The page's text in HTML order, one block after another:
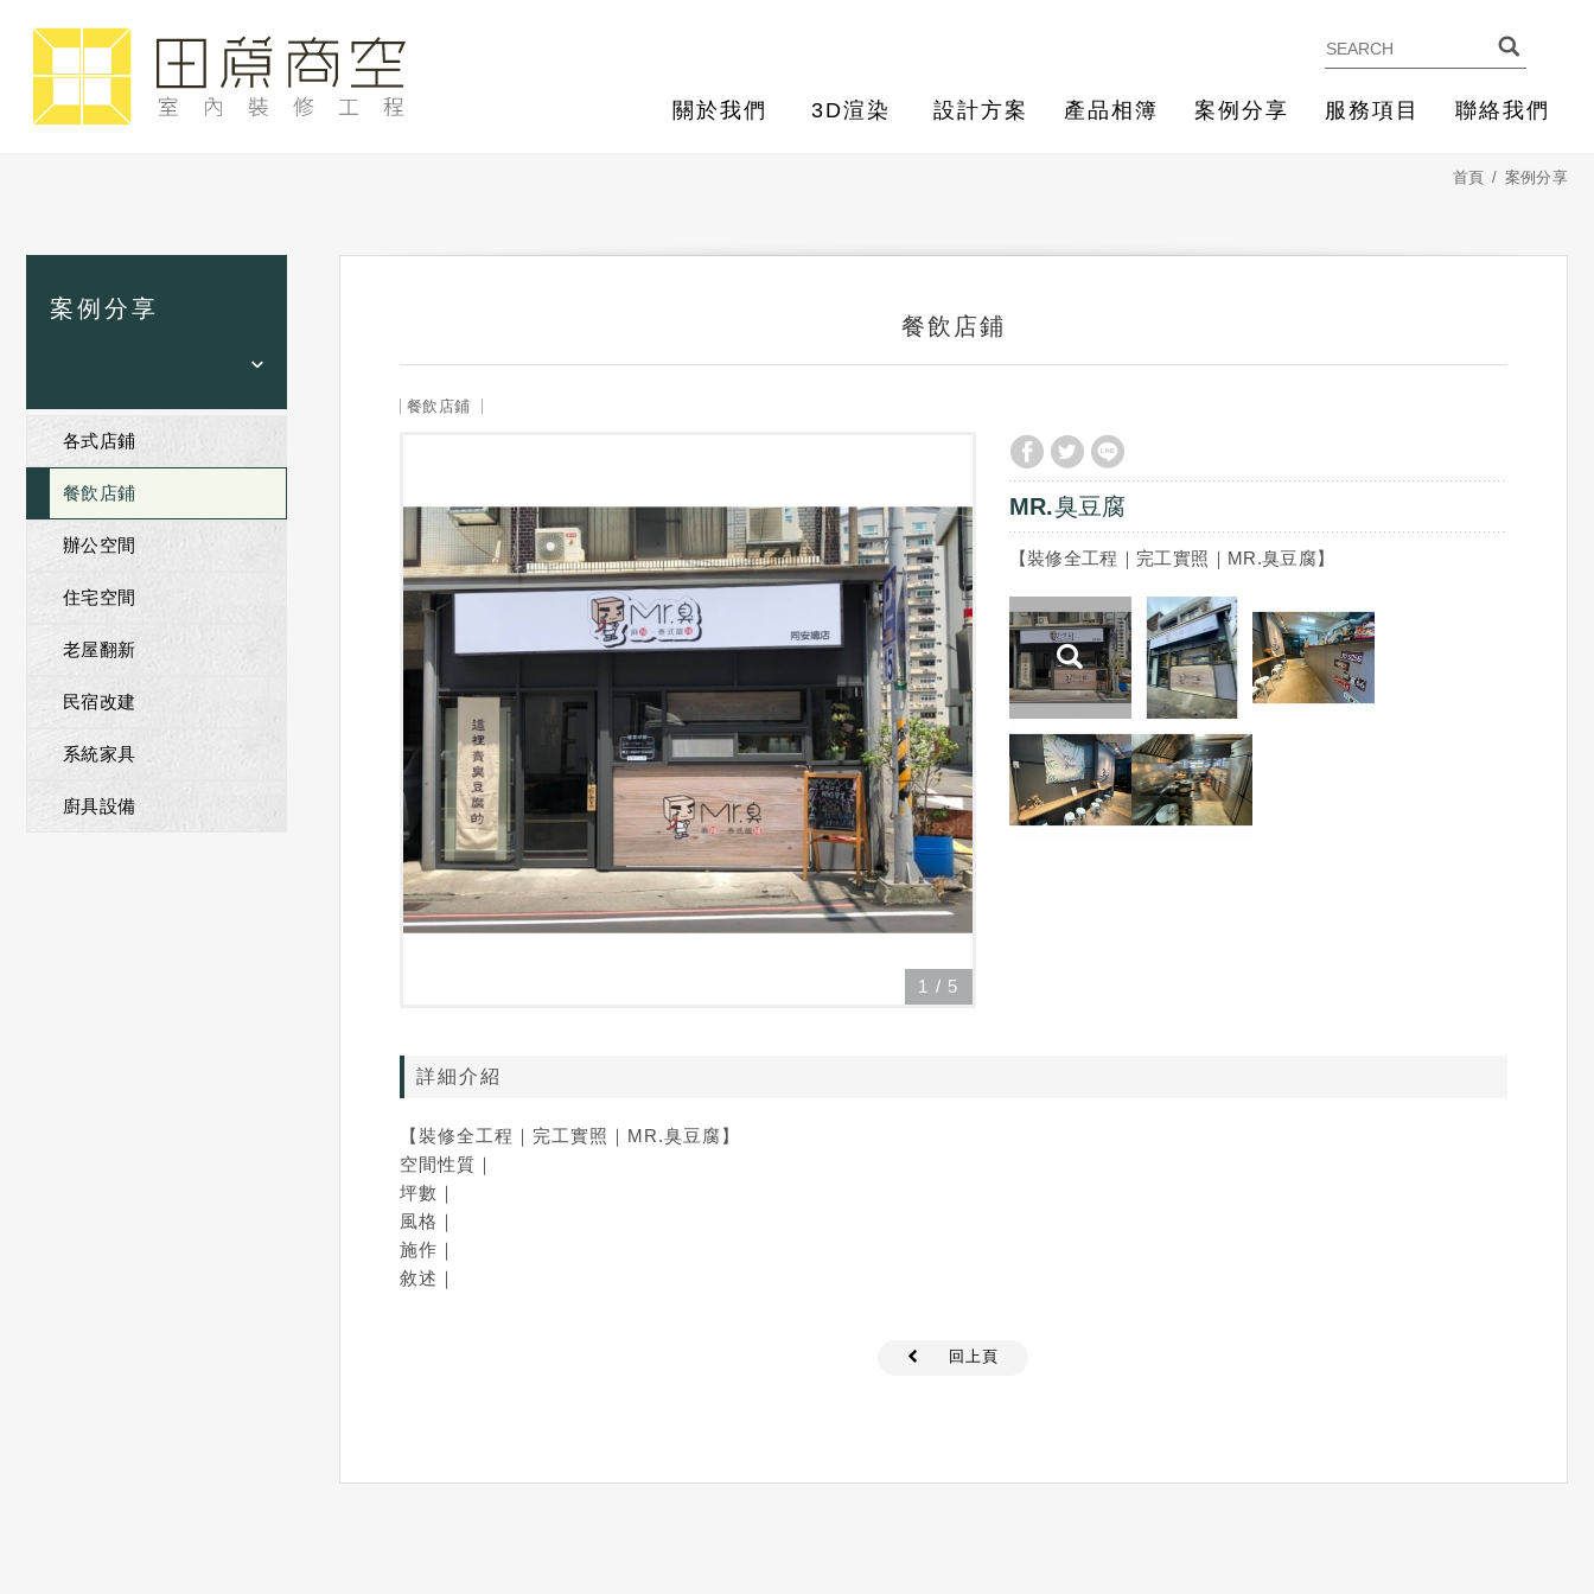
關於我們 3D渲染 設計方案 產品相簿 案例分享 服務項目 聯絡我們
首頁 案例分享
案例分享
各式店鋪
餐飲店鋪
辦公空間
住宅空間
老屋翻新
民宿改建
系統家具
廚具設備
餐飲店鋪
餐飲店鋪
MR.臭豆腐
【裝修全工程｜完工實照｜MR.臭豆腐】
1 / 5
詳細介紹
【裝修全工程｜完工實照｜MR.臭豆腐】
空間性質｜
坪數｜
風格｜
施作｜
敘述｜
回上頁